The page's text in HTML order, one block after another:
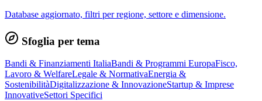
Database aggiornato, filtri per regione, settore e dimensione.
Sfoglia per tema
Bandi & Finanziamenti ItaliaBandi & Programmi EuropaFisco,
Lavoro & WelfareLegale & NormativaEnergia &
SostenibilitàDigitalizzazione & InnovazioneStartup & Imprese
InnovativeSettori Specifici